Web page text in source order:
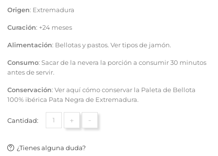
Origen: Extremadura
Curación: +24 meses
Alimentación: Bellotas y pastos. Ver tipos de jamón.
Consumo: Sacar de la nevera la porción a consumir 30 minutos
antes de servir.
Conservación: Ver aquí cómo conservar la Paleta de Bellota
100% ibérica Pata Negra de Extremadura.
Cantidad: + -
¿Tienes alguna duda?